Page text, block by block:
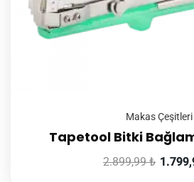
Makas Çeşitleri
Tapetool Bitki
2.899,99₺